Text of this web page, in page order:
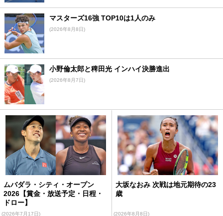
マスターズ16強 TOP10は1人のみ
(2026年8月8日)
小野倫太郎と稗田光 インハイ決勝進出
(2026年8月7日)
ムバダラ・シティ・オープン
2026【賞金・放送予定・日程・
ドロー】
(2026年7月17日)
大坂なおみ 次戦は地元期待の23
歳
(2026年8月8日)